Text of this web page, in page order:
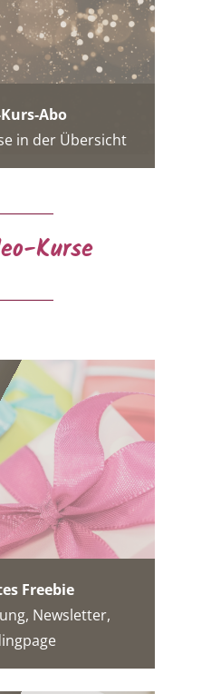
Abo
in der Übersicht
Kurse
Freebie
Newsletter,